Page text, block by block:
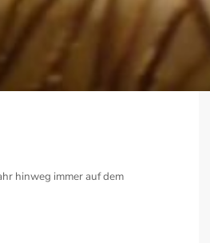
hinweg immer auf dem